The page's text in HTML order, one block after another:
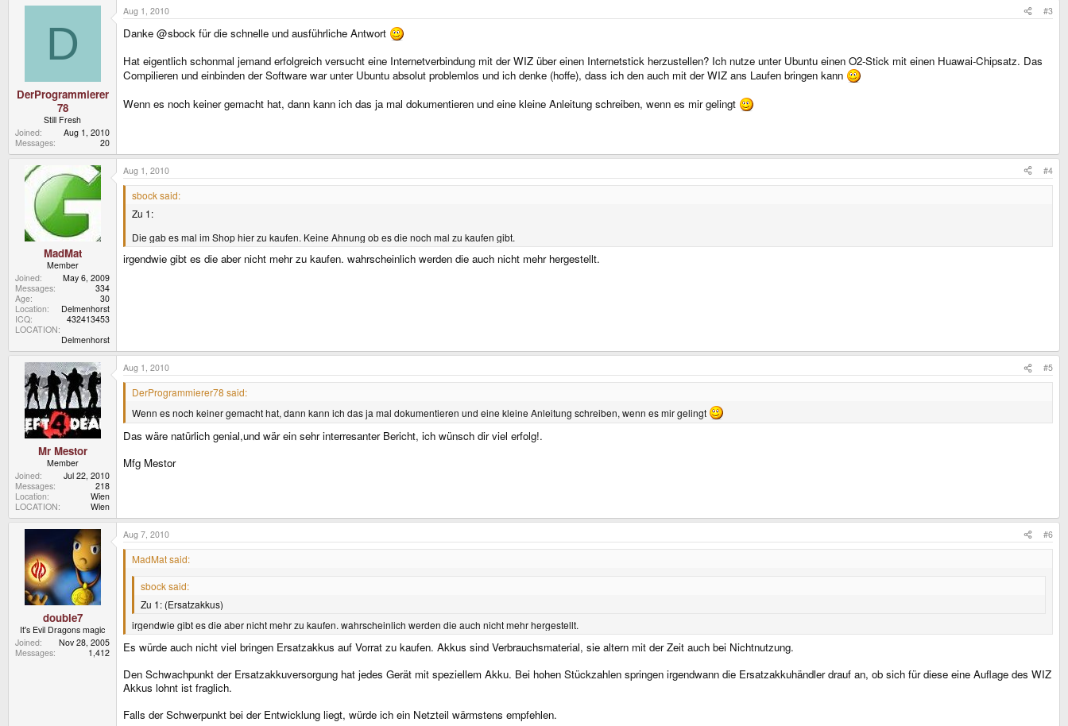
D
DerProgrammierer
78
Still Fresh
Joined
Aug 1, 2010
Messages
20
Aug 1, 2010 #3
Danke @sbock für die schnelle und ausführliche Antwort
Hat eigentlich schonmal jemand erfolgreich versucht eine Internetverbindung mit der WIZ über einen Internetstick herzustellen? Ich nutze unter Ubuntu einen O2-Stick mit einen Huawai-Chipsatz. Das
Compilieren und einbinden der Software war unter Ubuntu absolut problemlos und ich denke (hoffe), dass ich den auch mit der WIZ ans Laufen bringen kann
Wenn es noch keiner gemacht hat, dann kann ich das ja mal dokumentieren und eine kleine Anleitung schreiben, wenn es mir gelingt
MadMat
Member
Joined
May 6, 2009
Messages
334
Age
30
Location
Delmenhorst
ICQ
432413453
LOCATION
Delmenhorst
Aug 1, 2010 #4
sbock said:
Zu 1:
Die gab es mal im Shop hier zu kaufen. Keine Ahnung ob es die noch mal zu kaufen gibt.
irgendwie gibt es die aber nicht mehr zu kaufen. wahrscheinlich werden die auch nicht mehr hergestellt.
Mr Mestor
Member
Joined
Jul 22, 2010
Messages
218
Location
Wien
LOCATION
Wien
Aug 1, 2010 #5
DerProgrammierer78 said:
Wenn es noch keiner gemacht hat, dann kann ich das ja mal dokumentieren und eine kleine Anleitung schreiben, wenn es mir gelingt
Das wäre natürlich genial,und wär ein sehr interresanter Bericht, ich wünsch dir viel erfolg!.
Mfg Mestor
double7
It's Evil Dragons magic
Joined
Nov 28, 2005
Messages
1,412
Aug 7, 2010 #6
MadMat said:
sbock said:
Zu 1: (Ersatzakkus)
irgendwie gibt es die aber nicht mehr zu kaufen. wahrscheinlich werden die auch nicht mehr hergestellt.
Es würde auch nicht viel bringen Ersatzakkus auf Vorrat zu kaufen. Akkus sind Verbrauchsmaterial, sie altern mit der Zeit auch bei Nichtnutzung.
Den Schwachpunkt der Ersatzakkuversorgung hat jedes Gerät mit speziellem Akku. Bei hohen Stückzahlen springen irgendwann die Ersatzakkuhändler drauf an, ob sich für diese eine Auflage des WIZ
Akkus lohnt ist fraglich.
Falls der Schwerpunkt bei der Entwicklung liegt, würde ich ein Netzteil wärmstens empfehlen.